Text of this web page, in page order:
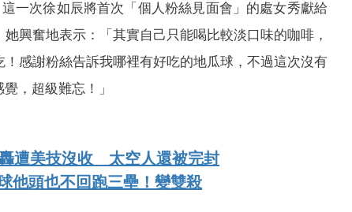
一次徐如辰將首次「個人粉絲見面會」的處女秀獻給
興奮地表示：「其實自己只能喝比較淡口味的咖啡，
感謝粉絲告訴我哪裡有好吃的地瓜球，不過這次沒有
，超級難忘！」
遭美技沒收 太空人還被完封
他頭也不回跑三壘！變雙殺